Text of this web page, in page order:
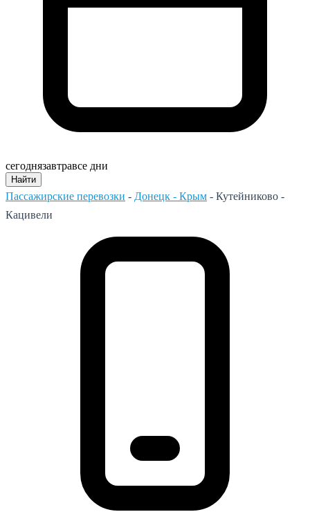
сегоднязавтравсе дни
Найти
Пассажирские перевозки - Донецк - Крым - Кутейниково -
Кацивели